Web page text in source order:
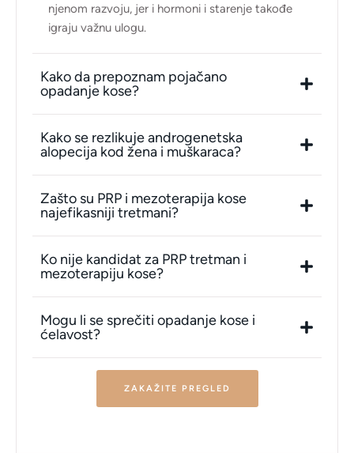
njenom razvoju, jer i hormoni i starenje takođe
igraju važnu ulogu.
Kako da prepoznam pojačano
opadanje kose?
Kako se rezlikuje androgenetska
alopecija kod žena i muškaraca?
Zašto su PRP i mezoterapija kose
najefikasniji tretmani?
Ko nije kandidat za PRP tretman i
mezoterapiju kose?
Mogu li se sprečiti opadanje kose i
ćelavost?
ZAKAŽITE PREGLED